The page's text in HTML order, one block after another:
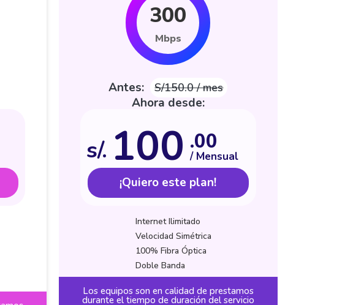
300
Mbps
Antes: S/150.0 / mes
Ahora desde:
s/. 100 .00
/ Mensual
¡Quiero este plan!
Internet Ilimitado
Velocidad Simétrica
100% Fibra Óptica
Doble Banda
Los equipos son en calidad de prestamos
durante el tiempo de duración del servicio